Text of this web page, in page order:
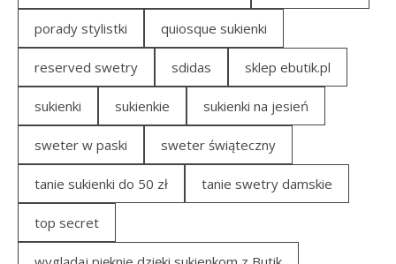
porady stylistki quiosque sukienki
reserved swetry sdidas sklep ebutik.pl
sukienki sukienkie sukienki na jesień
sweter w paski sweter świąteczny
tanie sukienki do 50 zł tanie swetry damskie
top secret